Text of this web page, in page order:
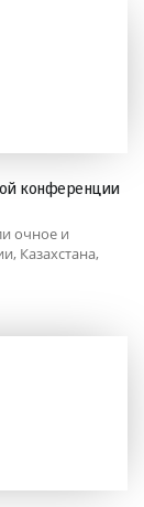
конференции
очное и
Казахстана,